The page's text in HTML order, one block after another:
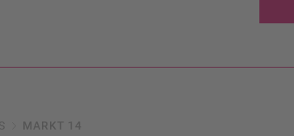
MARKT 14